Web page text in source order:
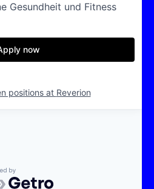
Gesundheit und Fitness
now
positions at Reverion
by Getro.com